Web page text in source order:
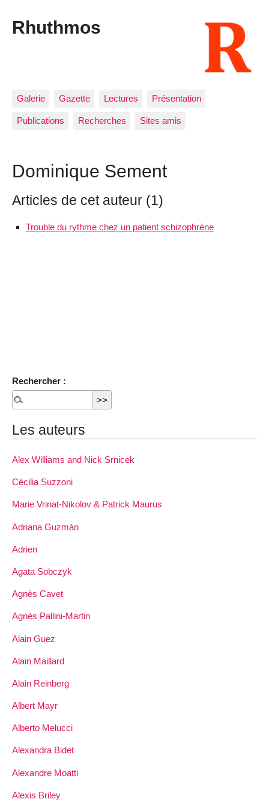
Rhuthmos
Galerie Gazette Lectures Présentation
Publications Recherches Sites amis
Dominique Sement
Articles de cet auteur (1)
Trouble du rythme chez un patient schizophrène
Rechercher :
Les auteurs
Alex Williams and Nick Srnicek
Cécilia Suzzoni
Marie Vrinat-Nikolov & Patrick Maurus
Adriana Guzmán
Adrien
Agata Sobczyk
Agnès Cavet
Agnès Pallini-Martin
Alain Guez
Alain Maillard
Alain Reinberg
Albert Mayr
Alberto Melucci
Alexandra Bidet
Alexandre Moatti
Alexis Briley